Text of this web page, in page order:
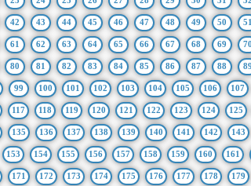
42 43 44 45 46 47 48 49 50 51
61 62 63 64 65 66 67 68 69 70
80 81 82 83 84 85 86 87 88 89
99 100 101 102 103 104 105 106 107
117 118 119 120 121 122 123 124 125
135 136 137 138 139 140 141 142 143
153 154 155 156 157 158 159 160 161
171 172 173 174 175 176 177 178 179